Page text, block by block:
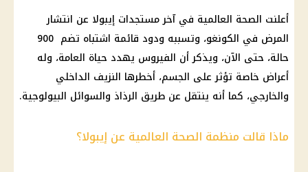
أعلنت الصحة العالمية في آخر مستجدات إيبولا عن انتشار
المرض في الكونغو، وتسببه ودود قائمة اشتباه تضم 900
حالة، حتى الآن، ويذكر أن الفيروس يهدد حياة العامة، وله
أعراض خاصة تؤثر على الجسم، أخطرها النزيف الداخلي
والخارجي، كما أنه ينتقل عن طريق الرذاذ والسوائل البيولوجية.
ماذا قالت منظمة الصحة العالمية عن إيبولا؟